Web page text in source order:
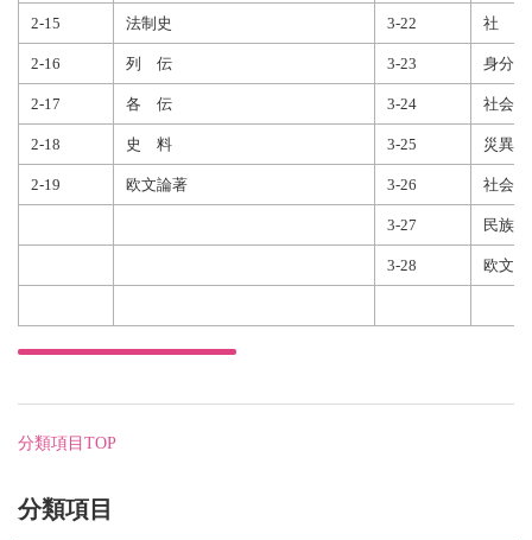
2-15 法制史 3-22 社 会
2-16 列 伝 3-23 身分
2-17 各 伝 3-24 社会
2-18 史 料 3-25 災異
2-19 欧文論著 3-26 社会
3-27 民族
3-28 欧文
分類項目TOP
分類項目